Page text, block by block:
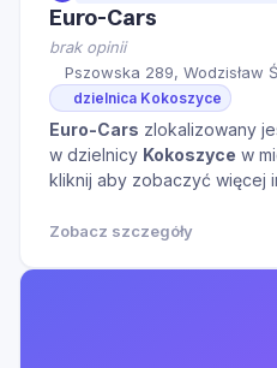
Euro-Cars
brak opinii
Pszowska 289, Wodzisław
dzielnica Kokoszyce
Euro-Cars zlokalizowany
w dzielnicy Kokoszyce w
kliknij aby zobaczyć więcej
Zobacz szczegóły